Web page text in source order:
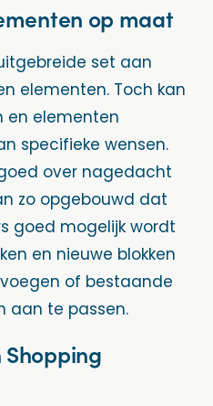
op maat
set aan
elementen. Toch kan
en elementen
specifieke wensen.
over nagedacht
zo opgebouwd dat
goed mogelijk wordt
en nieuwe blokken
of bestaande
aan te passen.